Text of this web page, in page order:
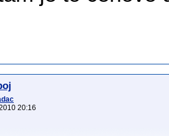
20:16